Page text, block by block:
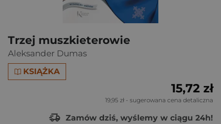
Trzej muszkieterowie
Aleksander Dumas
KSIĄŻKA
15,72 zł
19,95 zł - sugerowana cena detaliczna
Zamów dziś, wyślemy w ciągu 24h!